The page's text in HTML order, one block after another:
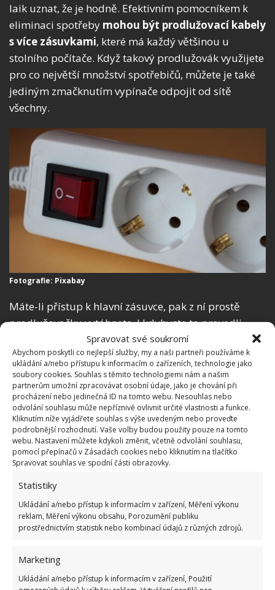
Spravovat své soukromí
Abychom poskytli co nejlepší služby, my a naši partneři používáme k
ukládání a/nebo přístupu k informacím o zařízeních, technologie jako
soubory cookies. Souhlas s těmito technologiemi nám a našim
partnerům umožní zpracovávat osobní údaje, jako je chování při
procházení nebo jedinečná ID na tomto webu. Nesouhlas nebo
odvolání souhlasu může nepříznivě ovlivnit určité vlastnosti a funkce.
Kliknutím níže vyjádřete souhlas s výše uvedeným nebo proveďte
podrobnější rozhodnutí. Vaše volby budou použity pouze na tomto
webu. Nastavení můžete kdykoli změnit, včetně odvolání souhlasu,
pomocí přepínačů v Zásadách cookies nebo kliknutím na tlačítko
Spravovat souhlas ve spodní části obrazovky.
Statistiky
Ukládání a/nebo přístup k informacím v zařízení, Měření výkonu
reklam, Měření výkonu obsahu, Porozumění publiku
prostřednictvím statistik nebo kombinací údajů z různých zdrojů.
Marketing
Ukládání a/nebo přístup k informacím v zařízení, Použití
laik uznat, že je hodně. Efektivním pomocníkem k
eliminaci spotřeby mohou být prodlužovací kabely
s více zásuvkami, které má každý většinou u
stolního počítače. Když takový prodlužovák využijete
pro co největší množství spotřebičů, můžete je také
jediným zmačknutím vypínače odpojit od sítě
všechny.
Fotografie: Pixabay
Máte-li přístup k hlavní zásuvce, pak z ní prostě
prodlužovačku vytáhnete. I kdybyste to provedli
vždycky jen na noc, musí se vám to vyplatit. Existují i
chytré vypínatelnézásuvky, jež můžete ovládat
hlasovým asistentem nebo dálkovým
ovladačem. Tak je možné od sítě odpojit třeba
kávovar, aniž byste museli vytáhnout šňůru ze
zásuvky. Na BydlímeÚtulně jsme rovněž poradili
trik, jak zjistíte, jestli po dobu vaší nepřítomnosti v
bytěnebyl vypnutý prouda vám se v mrazáku
nezkazily potraviny.
Zdroje:Gadzetomania,Chip